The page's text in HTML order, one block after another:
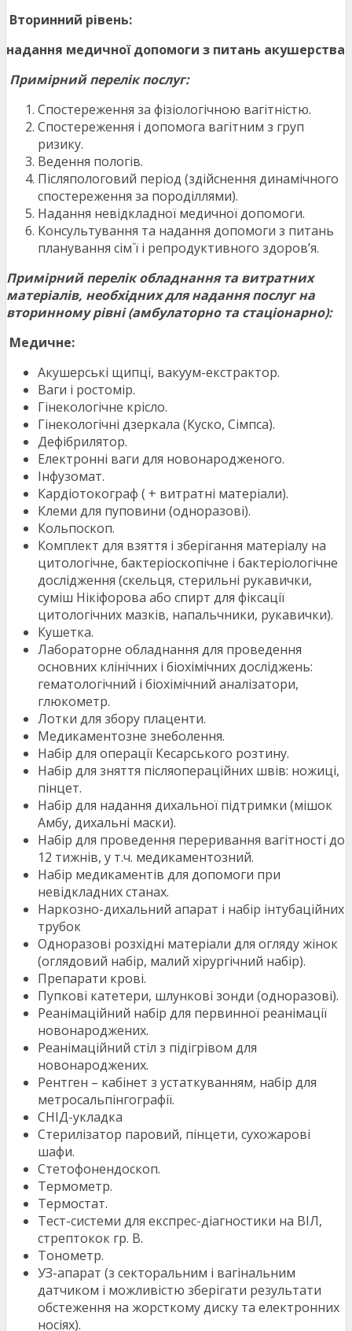
Вторинний рівень:
надання медичної допомоги з питань акушерства
Примірний перелік послуг:
Спостереження за фізіологічною вагітністю.
Спостереження і допомога вагітним з груп
ризику.
Ведення пологів.
Післяпологовий період (здійснення динамічного
спостереження за породіллями).
Надання невідкладної медичної допомоги.
Консультування та надання допомоги з питань
планування сім`ї і репродуктивного здоров’я.
Примірний перелік обладнання та витратних
матеріалів, необхідних для надання послуг на
вторинному рівні (амбулаторно та стаціонарно):
Медичне:
Акушерські щипці, вакуум-екстрактор.
Ваги і ростомір.
Гінекологічне крісло.
Гінекологічні дзеркала (Куско, Сімпса).
Дефібрилятор.
Електронні ваги для новонародженого.
Інфузомат.
Кардіотокограф ( + витратні матеріали).
Клеми для пуповини (одноразові).
Кольпоскоп.
Комплект для взяття і зберігання матеріалу на
цитологічне, бактеріоскопічне і бактеріологічне
дослідження (скельця, стерильні рукавички,
суміш Нікіфорова або спирт для фіксації
цитологічних мазків, напальчники, рукавички).
Кушетка.
Лабораторне обладнання для проведення
основних клінічних і біохімічних досліджень:
гематологічний і біохімічний аналізатори,
глюкометр.
Лотки для збору плаценти.
Медикаментозне знеболення.
Набір для операції Кесарського розтину.
Набір для зняття післяопераційних швів: ножиці,
пінцет.
Набір для надання дихальної підтримки (мішок
Амбу, дихальні маски).
Набір для проведення переривання вагітності до
12 тижнів, у т.ч. медикаментозний.
Набір медикаментів для допомоги при
невідкладних станах.
Наркозно-дихальний апарат і набір інтубаційних
трубок
Одноразові розхідні матеріали для огляду жінок
(оглядовий набір, малий хірургічний набір).
Препарати крові.
Пупкові катетери, шлункові зонди (одноразові).
Реанімаційний набір для первинної реанімації
новонароджених.
Реанімаційний стіл з підігрівом для
новонароджених.
Рентген – кабінет з устаткуванням, набір для
метросальпінгографії.
СНІД-укладка
Стерилізатор паровий, пінцети, сухожарові
шафи.
Стетофонендоскоп.
Термометр.
Термостат.
Тест-системи для експрес-діагностики на ВІЛ,
стрептокок гр. В.
Тонометр.
УЗ-апарат (з секторальним і вагінальним
датчиком і можливістю зберігати результати
обстеження на жорсткому диску та електронних
носіях).